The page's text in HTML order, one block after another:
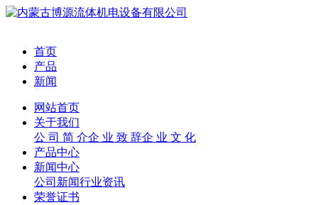
首页
产品
新闻
网站首页
关于我们
公 司 简 介企 业 致 辞企 业 文 化
产品中心
新闻中心
公司新闻行业资讯
荣誉证书